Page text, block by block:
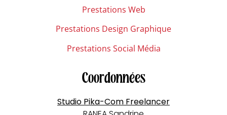
Prestations Web
Prestations Design Graphique
Prestations Social Média
Coordonnées
Studio Pika-Com Freelancer